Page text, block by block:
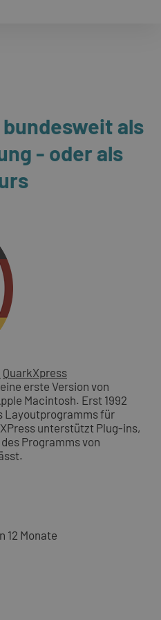
als
- oder als
QuarkXpress
erste Version von
Macintosh. Erst 1992
Layoutprogramms für
unterstützt Plug-ins,
Programms von
12 Monate